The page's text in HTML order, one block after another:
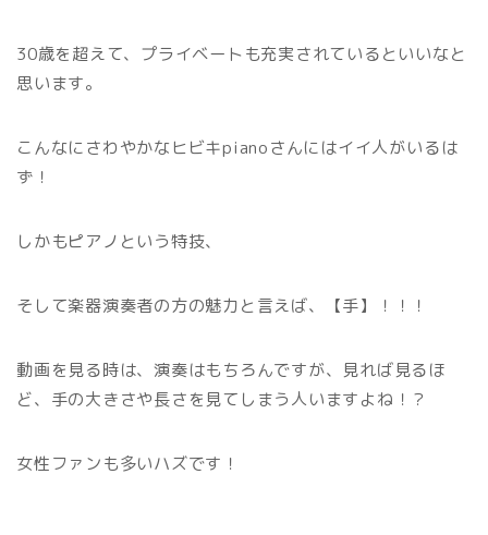
30歳を超えて、プライベートも充実されているといいなと
思います。
こんなにさわやかなヒビキpianoさんにはイイ人がいるは
ず！
しかもピアノという特技、
そして楽器演奏者の方の魅力と言えば、【手】！！！
動画を見る時は、演奏はもちろんですが、見れば見るほ
ど、手の大きさや長さを見てしまう人いますよね！？
女性ファンも多いハズです！